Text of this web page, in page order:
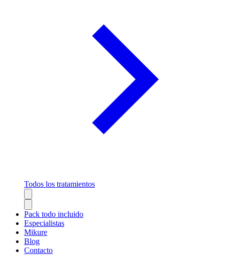
Todos los tratamientos
Pack todo incluido
Especialistas
Mikure
Blog
Contacto